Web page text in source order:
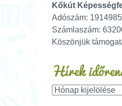
Kőkút
Adószám:
Számlaszám:
Köszönjük
Hírek